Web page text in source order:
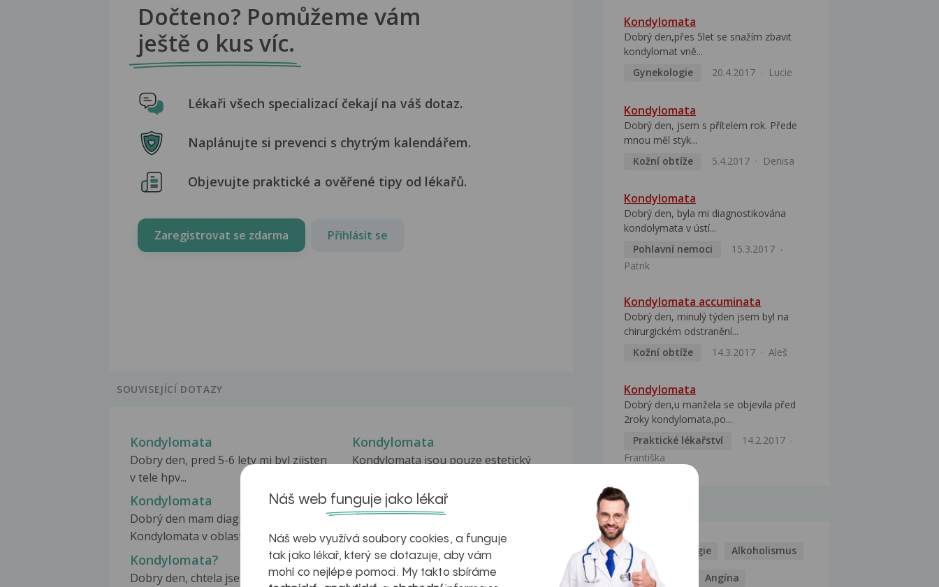
Dočteno? Pomůžeme vám
ještě o kus víc.
Lékaři všech specializací čekají na váš dotaz.
Naplánujte si prevenci s chytrým kalendářem.
Objevujte praktické a ověřené tipy od lékařů.
Zaregistrovat se zdarma Přihlásit se
SOUVISEJÍCÍ DOTAZY
Kondylomata
Dobry den, pred 5-6 lety mi byl zjisten
v tele hpv...
Kondylomata
Kondylomata jsou pouze estetický
Kondylomata
Dobrý den mam diagnostikovana
Kondylomata v oblasti...
Kondylomata
Dobrý den, chtela bych se zeptat, jestli
jsou běžné...
Kondylomata?
Dobry den, chtela jsem se zeptat zda
Kondylomata v DÚ
Dobrý den, měl bych dotaz, jak
Kondylomata
Dobrý den,přes 5let se snažím zbavit
kondylomat vně...
Gynekologie
20.4.2017 Lucie
Kondylomata
Dobrý den, jsem s přítelem rok. Přede
mnou měl styk...
Kožní obtíže
5.4.2017 Denisa
Kondylomata
Dobrý den, byla mi diagnostikována
kondolymata v ústí...
Pohlavní nemoci
15.3.2017
Patrik
Kondylomata accuminata
Dobrý den, minulý týden jsem byl na
chirurgickém odstranění...
Kožní obtíže
14.3.2017 Aleš
Kondylomata
Dobrý den,u manžela se objevila před
2roky kondylomata,po...
Praktické lékařství
14.2.2017
Františka
NEMOCI
Kašel Alergie Alkoholismus
Analgetika Angína
Náš web funguje jako lékař
Náš web využívá soubory cookies, a funguje
tak jako lékař, který se dotazuje, aby vám
mohl co nejlépe pomoci. My takto sbíráme